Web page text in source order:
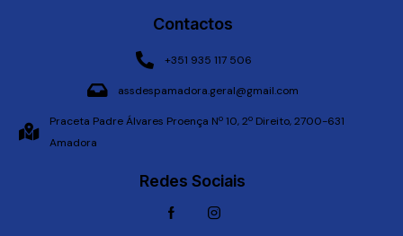
Contactos
+351 935 117 506
assdespamadora.geral@gmail.com
Praceta Padre Álvares Proença Nº 10, 2º Direito, 2700-631
Amadora
Redes Sociais